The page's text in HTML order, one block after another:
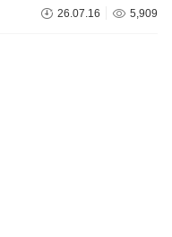
26.07.16 5,909